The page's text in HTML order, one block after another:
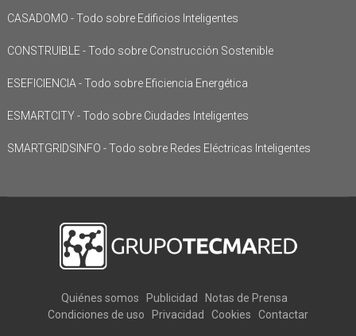
CASADOMO - Todo sobre Edificios Inteligentes
CONSTRUIBLE - Todo sobre Construcción Sostenible
ESEFICIENCIA - Todo sobre Eficiencia Energética
ESMARTCITY - Todo sobre Ciudades Inteligentes
SMARTGRIDSINFO - Todo sobre Redes Eléctricas Inteligentes
Quiénes somos Publicidad
Notas de Prensa
Condiciones de uso
Privacidad Cookies Contactar